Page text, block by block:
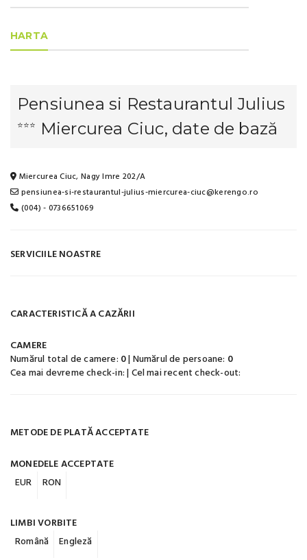
HARTA
Pensiunea si Restaurantul Julius
⭐⭐⭐ Miercurea Ciuc, date de bază
Miercurea Ciuc, Nagy Imre 202/A
pensiunea-si-restaurantul-julius-miercurea-ciuc@kerengo.ro
(004) - 0736651069
SERVICIILE NOASTRE
CARACTERISTICĂ A CAZĂRII
CAMERE
Numărul total de camere: 0| Numărul de persoane: 0
Cea mai devreme check-in:| Cel mai recent check-out:
METODE DE PLATĂ ACCEPTATE
MONEDELE ACCEPTATE
EUR
RON
LIMBI VORBITE
Română
Engleză